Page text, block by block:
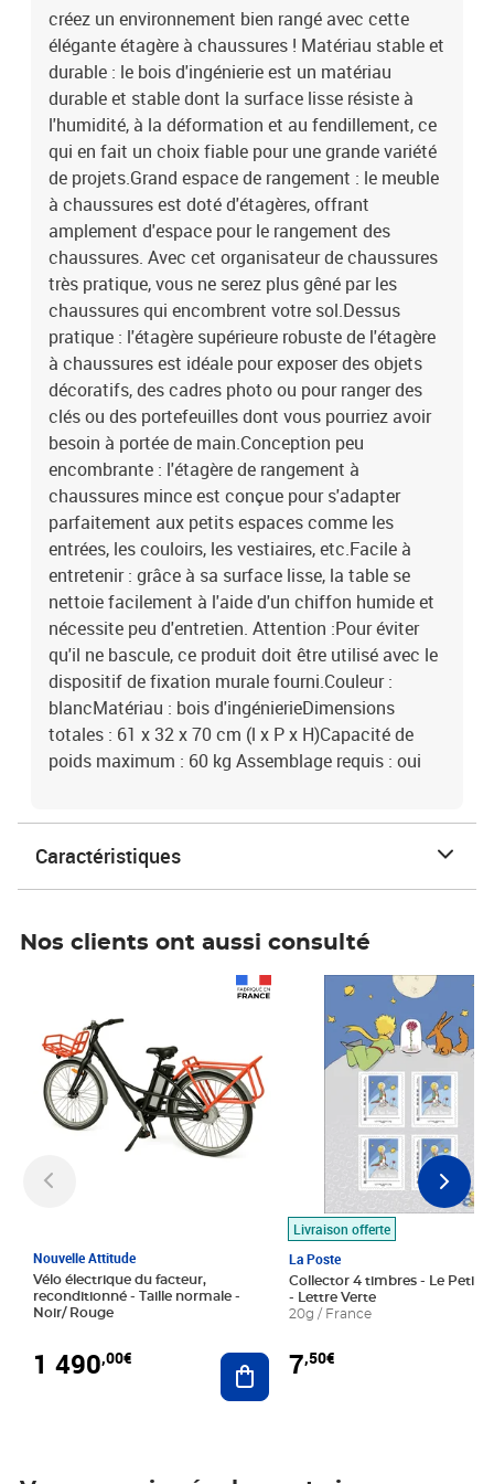
de rangement à chaussures mince est conçue pour s'adapter
parfaitement aux petits espaces comme les entrées, les couloirs,
les vestiaires, etc.Facile à entretenir : grâce à sa surface lisse, la
table se nettoie facilement à l'aide d'un chiffon humide et
nécessite peu d'entretien. Attention :Pour éviter qu'il ne bascule, ce
produit doit être utilisé avec le dispositif de fixation murale
fourni.Couleur : blancMatériau : bois d'ingénierieDimensions
totales : 61 x 32 x 70 cm (l x P x H)Capacité de poids maximum : 60
kg Assemblage requis : oui
créez un environnement bien rangé avec cette
élégante étagère à chaussures ! Matériau stable et
durable : le bois d'ingénierie est un matériau
durable et stable dont la surface lisse résiste à
l'humidité, à la déformation et au fendillement, ce
qui en fait un choix fiable pour une grande variété
de projets.Grand espace de rangement : le meuble
à chaussures est doté d'étagères, offrant
amplement d'espace pour le rangement des
chaussures. Avec cet organisateur de chaussures
très pratique, vous ne serez plus gêné par les
chaussures qui encombrent votre sol.Dessus
pratique : l'étagère supérieure robuste de l'étagère
à chaussures est idéale pour exposer des objets
décoratifs, des cadres photo ou pour ranger des
clés ou des portefeuilles dont vous pourriez avoir
besoin à portée de main.Conception peu
encombrante : l'étagère de rangement à
chaussures mince est conçue pour s'adapter
parfaitement aux petits espaces comme les
entrées, les couloirs, les vestiaires, etc.Facile à
entretenir : grâce à sa surface lisse, la table se
nettoie facilement à l'aide d'un chiffon humide et
nécessite peu d'entretien. Attention :Pour éviter
qu'il ne bascule, ce produit doit être utilisé avec le
dispositif de fixation murale fourni.Couleur :
blancMatériau : bois d'ingénierieDimensions
totales : 61 x 32 x 70 cm (l x P x H)Capacité de
poids maximum : 60 kg Assemblage requis : oui
Caractéristiques
Nos clients ont aussi consulté
Nouvelle Attitude
Vélo électrique du facteur,
reconditionné - Taille normale -
Noir/ Rouge
1 490,00€ Ajouter au panier
Livraison offerte
La Poste
Collector 4 timbres - Le Petit
- Lettre Verte
20g / France
7,50€
Prix 7,50€